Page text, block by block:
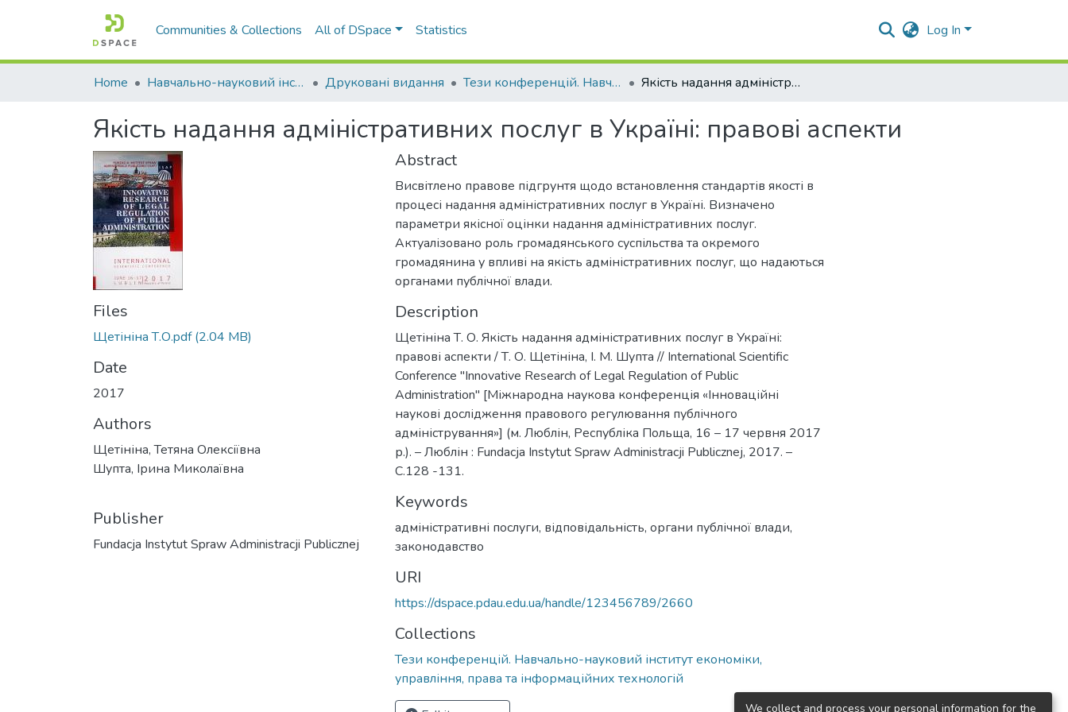
Communities & Collections All of DSpace Statistics Log In
Home Навчально-науковий інститут економіки, управління, права та інформаційних технологій Друковані видання Тези конференцій. Навчально-науковий інститут економіки, управління, права та інформаційних технологій Якість надання адміністративних послуг в Україні: правові аспекти
Якість надання адміністративних послуг в Україні: правові аспекти
Files
Щетініна Т.О.pdf(2.04 MB)
Date
2017
Authors
Щетініна, Тетяна Олексіївна
Шупта, Ірина Миколаївна
Publisher
Fundacja Instytut Spraw Administracji Publicznej
Abstract
Висвітлено правове підгрунтя щодо встановлення стандартів якості в
процесі надання адміністративних послуг в Україні. Визначено
параметри якісної оцінки надання адміністративних послуг.
Актуалізовано роль громадянського суспільства та окремого
громадянина у впливі на якість адміністративних послуг, що надаються
органами публічної влади.
Description
Щетініна Т. О. Якість надання адміністративних послуг в Україні:
правові аспекти / Т. О. Щетініна, І. М. Шупта // International Scientific
Conference "Innovative Research of Legal Regulation of Public
Administration" [Міжнародна наукова конференція «Інноваційні
наукові дослідження правового регулювання публічного
адміністрування»] (м. Люблін, Республіка Польща, 16 – 17 червня 2017
р.). – Люблін : Fundacja Instytut Spraw Administracji Publicznej, 2017. –
С.128 -131.
Keywords
адміністративні послуги, відповідальність, органи публічної влади,
законодавство
URI
https://dspace.pdau.edu.ua/handle/123456789/2660
Collections
Тези конференцій. Навчально-науковий інститут економіки,
управління, права та інформаційних технологій
We collect and process your personal information for the